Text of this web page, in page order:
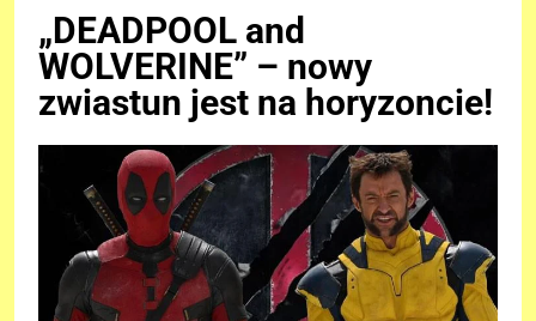
„DEADPOOL and
WOLVERINE” – nowy
zwiastun jest na horyzoncie!